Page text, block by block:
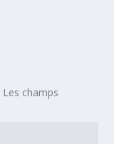
Les champs